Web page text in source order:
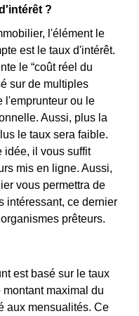
?
l'élément le
est le taux d'intérêt.
le “coût réel du
sur de multiples
l'emprunteur ou le
Aussi, plus la
le taux sera faible.
idée, il vous suffit
mis en ligne. Aussi,
vous permettra de
intéressant, ce dernier
prêteurs.
est basé sur le taux
maximal du
aux mensualités. Ce